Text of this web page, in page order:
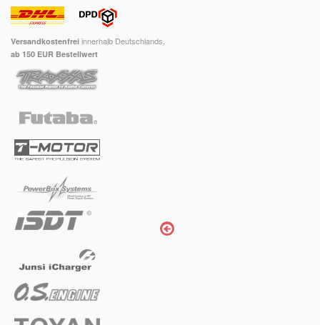
Versandkostenfrei innerhalb Deutschlands,
ab 150 EUR Bestellwert